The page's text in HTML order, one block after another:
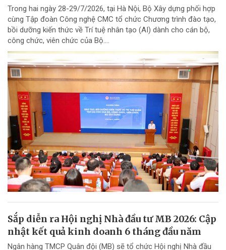
Trong hai ngày 28-29/7/2026, tại Hà Nội, Bộ Xây dựng phối hợp
cùng Tập đoàn Công nghệ CMC tổ chức Chương trình đào tạo,
bồi dưỡng kiến thức về Trí tuệ nhân tạo (AI) dành cho cán bộ,
công chức, viên chức của Bộ....
Sắp diễn ra Hội nghị Nhà đầu tư MB 2026: Cập
nhật kết quả kinh doanh 6 tháng đầu năm
Ngân hàng TMCP Quân đội (MB) sẽ tổ chức Hội nghị Nhà đầu